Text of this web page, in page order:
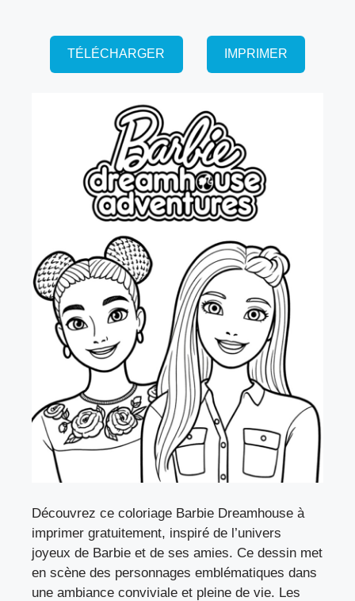
TÉLÉCHARGER IMPRIMER
Découvrez ce coloriage Barbie Dreamhouse à
imprimer gratuitement, inspiré de l’univers
joyeux de Barbie et de ses amies. Ce dessin met
en scène des personnages emblématiques dans
une ambiance conviviale et pleine de vie. Les